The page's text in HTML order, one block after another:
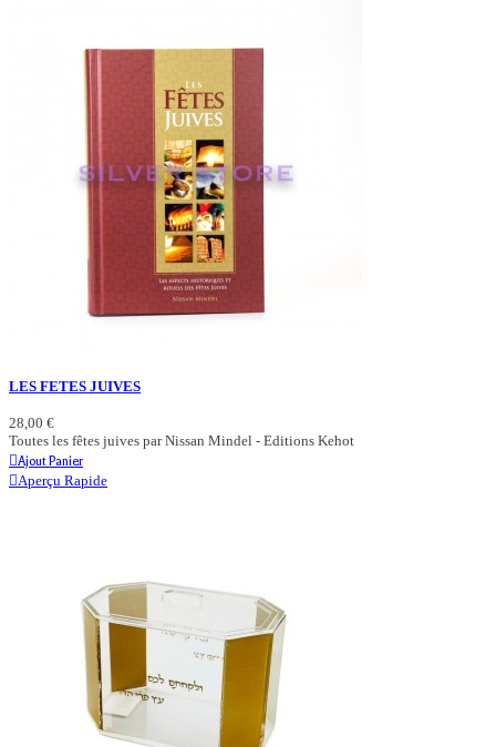
LES FETES JUIVES
28,00 €
Toutes les fêtes juives par Nissan Mindel - Editions Kehot
Ajout Panier
Aperçu Rapide